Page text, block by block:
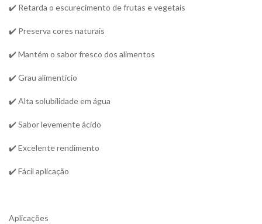
✔️ Retarda o escurecimento de frutas e vegetais
✔️ Preserva cores naturais
✔️ Mantém o sabor fresco dos alimentos
✔️ Grau alimentício
✔️ Alta solubilidade em água
✔️ Sabor levemente ácido
✔️ Excelente rendimento
✔️ Fácil aplicação
Aplicações